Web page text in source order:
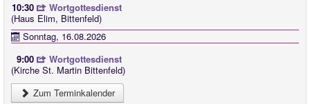
10:30
Wortgottesdienst
(Haus Elim, Bittenfeld)
Sonntag, 16.08.2026
9:00
Wortgottesdienst
(Kirche St. Martin Bittenfeld)
Zum Terminkalender